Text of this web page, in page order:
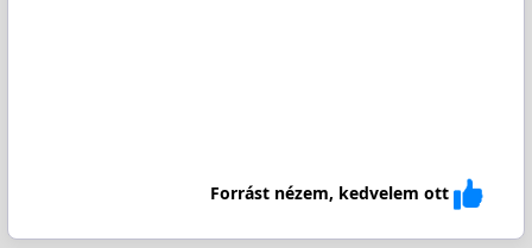
Forrást nézem, kedvelem ott